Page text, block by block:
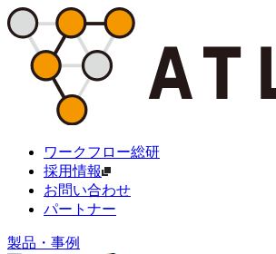
ワークフロー総研
採用情報
お問い合わせ
パートナー
製品・事例